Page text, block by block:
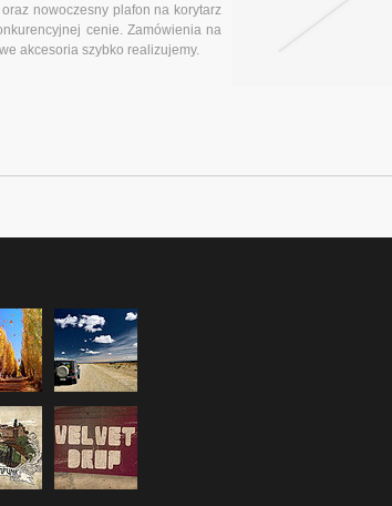
nowoczesny plafon na korytarz
cenie. Zamówienia na
akcesoria szybko realizujemy.